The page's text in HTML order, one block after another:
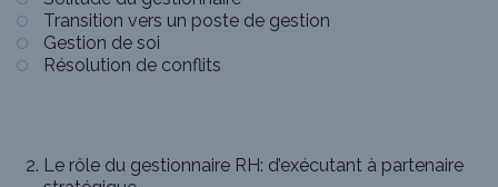
Transition vers un poste de gestion
Gestion de soi
Résolution de conflits
Le rôle du gestionnaire RH: d’exécutant à partenaire